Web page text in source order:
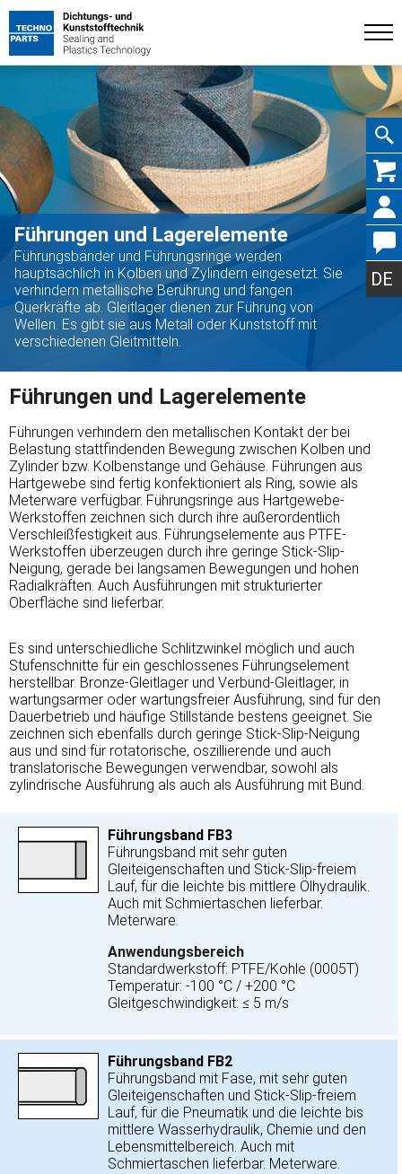
DE
Führungen und Lagerelemente
Führungsbänder und Führungsringe werden
hauptsächlich in Kolben und Zylindern eingesetzt. Sie
verhindern metallische Berührung und fangen
Querkräfte ab. Gleitlager dienen zur Führung von
Wellen. Es gibt sie aus Metall oder Kunststoff mit
verschiedenen Gleitmitteln.
Führungen und Lagerelemente
Führungen verhindern den metallischen Kontakt der bei
Belastung stattfindenden Bewegung zwischen Kolben und
Zylinder bzw. Kolbenstange und Gehäuse. Führungen aus
Hartgewebe sind fertig konfektioniert als Ring, sowie als
Meterware verfügbar. Führungsringe aus Hartgewebe-
Werkstoffen zeichnen sich durch ihre außerordentlich
Verschleißfestigkeit aus. Führungselemente aus PTFE-
Werkstoffen überzeugen durch ihre geringe Stick-Slip-
Neigung, gerade bei langsamen Bewegungen und hohen
Radialkräften. Auch Ausführungen mit strukturierter
Oberfläche sind lieferbar.
Es sind unterschiedliche Schlitzwinkel möglich und auch
Stufenschnitte für ein geschlossenes Führungselement
herstellbar. Bronze-Gleitlager und Verbund-Gleitlager, in
wartungsarmer oder wartungsfreier Ausführung, sind für den
Dauerbetrieb und häufige Stillstände bestens geeignet. Sie
zeichnen sich ebenfalls durch geringe Stick-Slip-Neigung
aus und sind für rotatorische, oszillierende und auch
translatorische Bewegungen verwendbar, sowohl als
zylindrische Ausführung als auch als Ausführung mit Bund.
Führungsband FB3
Führungsband mit sehr guten
Gleiteigenschaften und Stick-Slip-freiem
Lauf, für die leichte bis mittlere Ölhydraulik.
Auch mit Schmiertaschen lieferbar.
Meterware.
Anwendungsbereich
Standardwerkstoff: PTFE/Kohle (0005T)
Temperatur: -100 °C / +200 °C
Gleitgeschwindigkeit: ≤ 5 m/s
Führungsband FB2
Führungsband mit Fase, mit sehr guten
Gleiteigenschaften und Stick-Slip-freiem
Lauf, für die Pneumatik und die leichte bis
mittlere Wasserhydraulik, Chemie und den
Lebensmittelbereich. Auch mit
Schmiertaschen lieferbar. Meterware.